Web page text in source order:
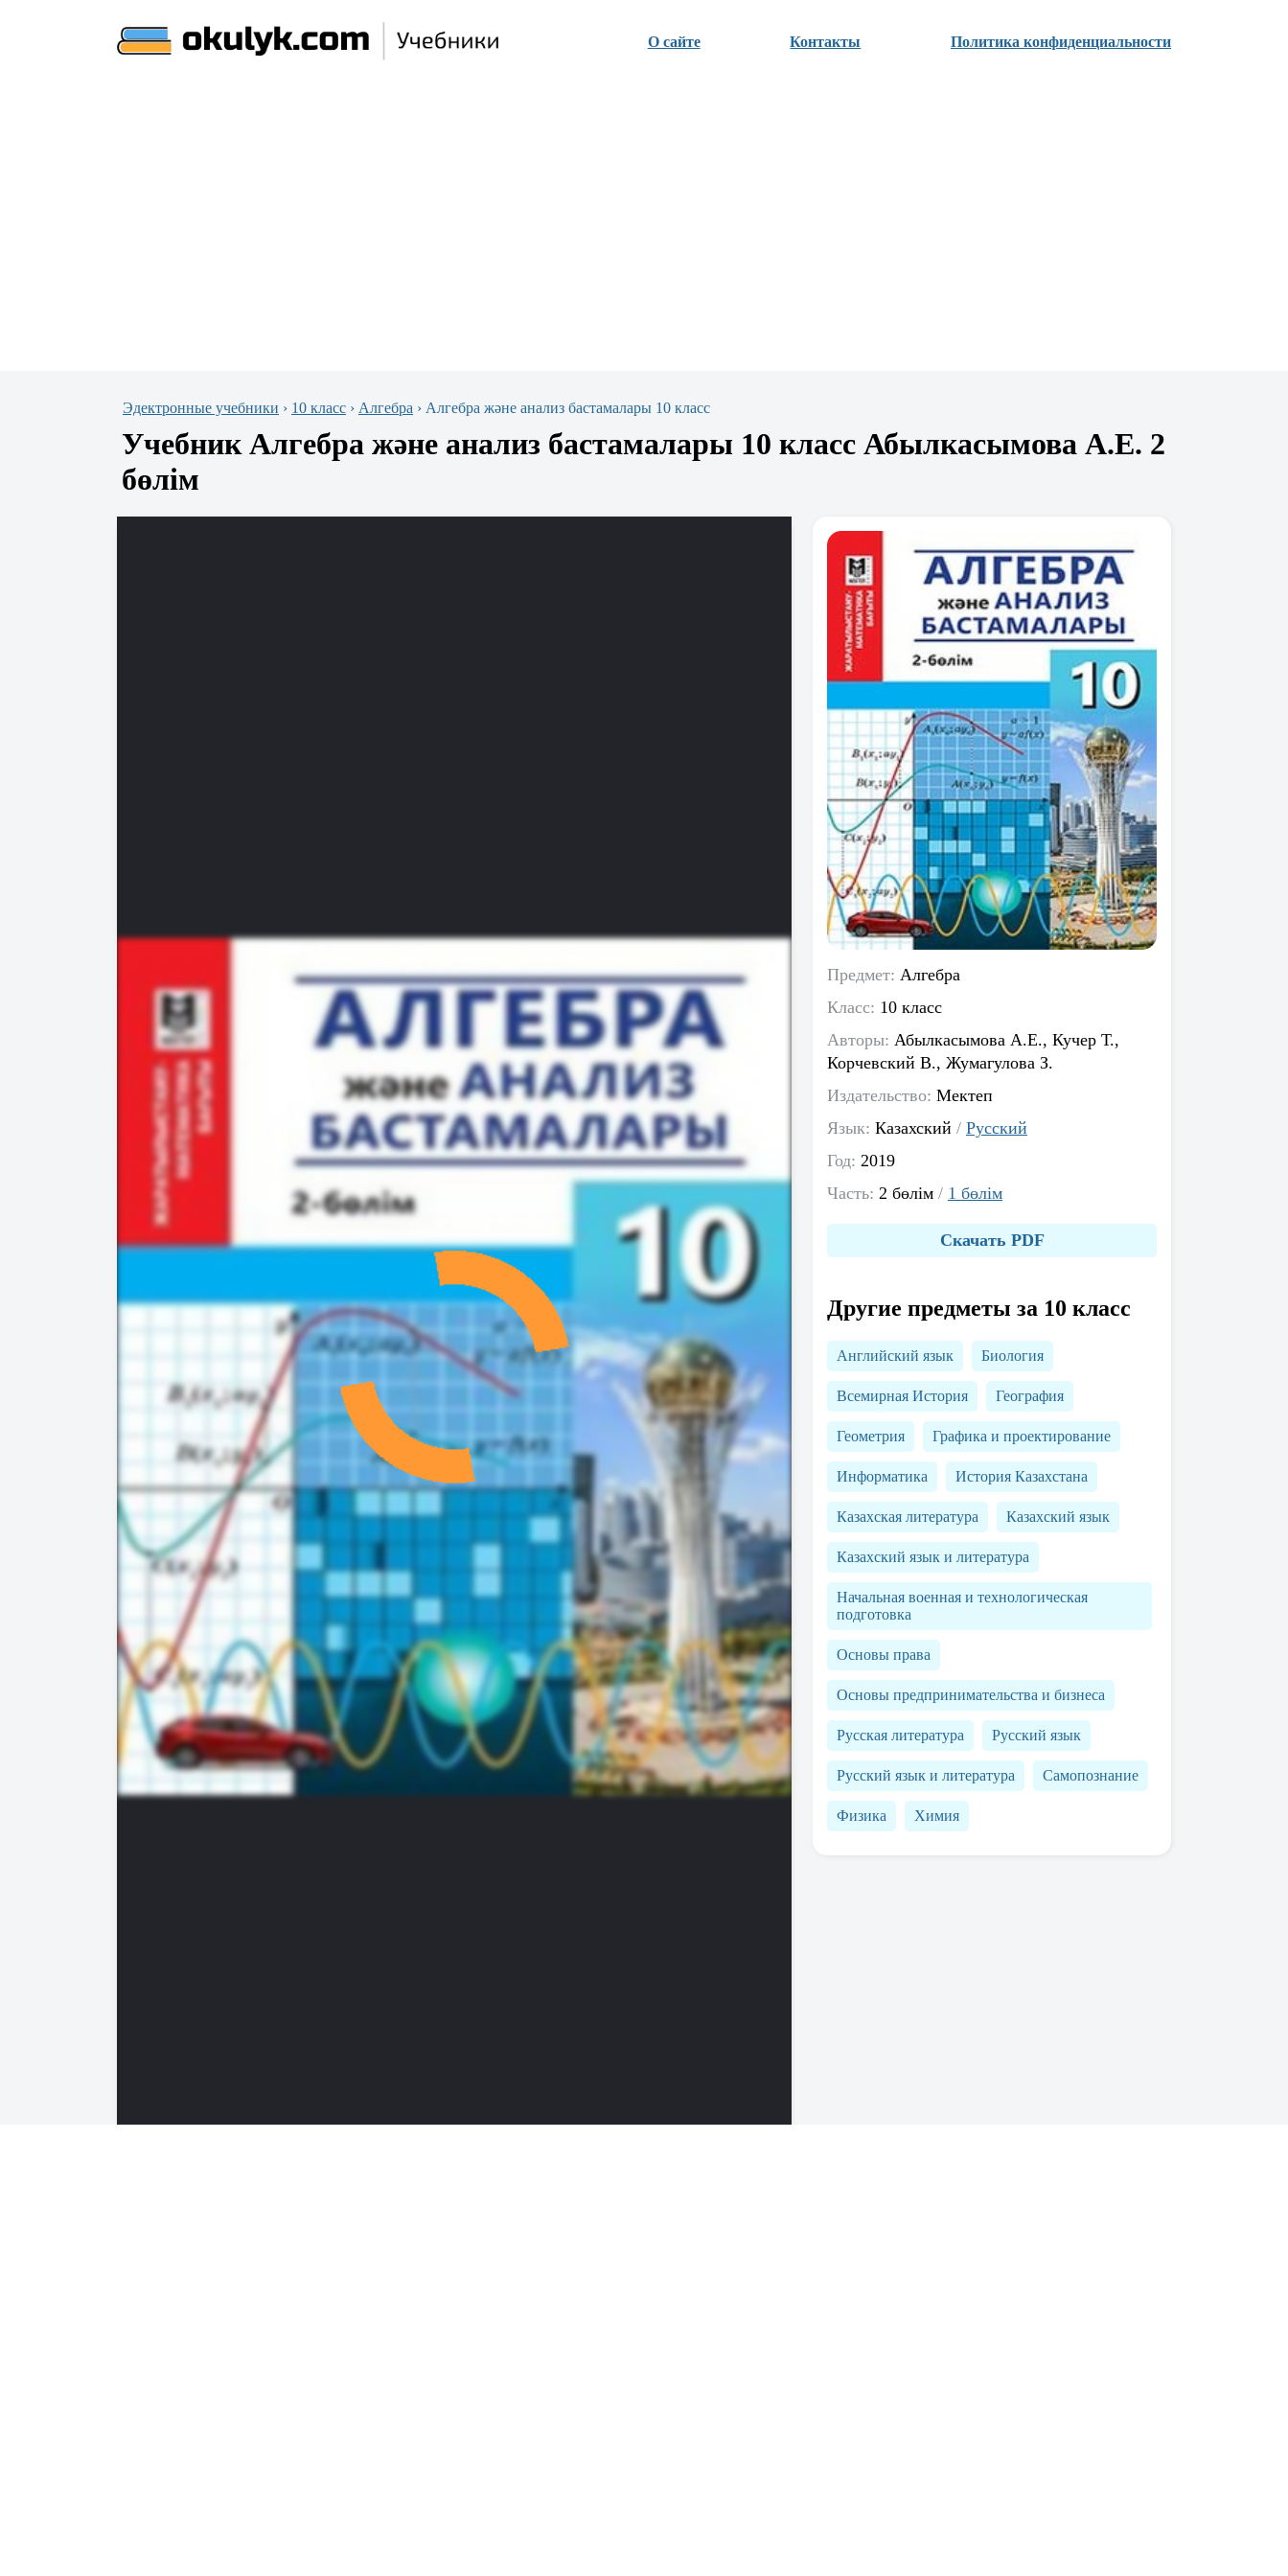
О сайте Контакты Политика конфиденциальности
Эдектронные учебники › 10 класс › Алгебра › Алгебра және анализ бастамалары 10 класс
Учебник Алгебра және анализ бастамалары 10 класс Абылкасымова А.Е. 2
бөлім
Предмет: Алгебра
Класс: 10 класс
Авторы: Абылкасымова А.Е., Кучер Т.,
Корчевский В., Жумагулова З.
Издательство: Мектеп
Язык: Казахский / Русский
Год: 2019
Часть: 2 бөлім / 1 бөлім
Скачать PDF
Другие предметы за 10 класс
Английский язык Биология
Всемирная История География
Геометрия Графика и проектирование
Информатика История Казахстана
Казахская литература Казахский язык
Казахский язык и литература
Начальная военная и технологическая
подготовка
Основы права
Основы предпринимательства и бизнеса
Русская литература Русский язык
Русский язык и литература Самопознание
Физика Химия